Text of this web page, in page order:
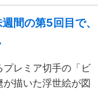
間の第5回目で、
レミア切手の「ビ
描いた浮世絵が図